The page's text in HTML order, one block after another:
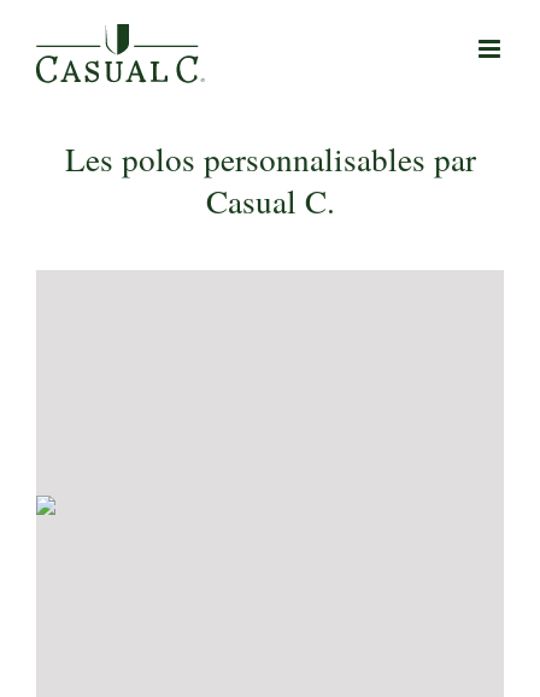
contenu
Les polos personnalisables par
Casual C.